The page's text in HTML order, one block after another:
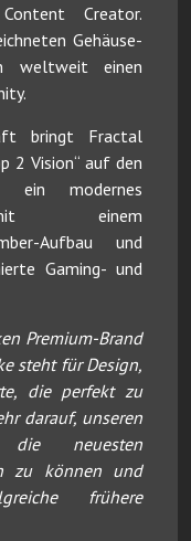
Creator.
Gehäuse-
weltweit einen
bringt Fractal
2 Vision“ auf den
modernes
mit einem
Aufbau und
Gaming- und
Premium-Brand
steht für Design,
die perfekt zu
darauf, unseren
die neuesten
zu können und
frühere